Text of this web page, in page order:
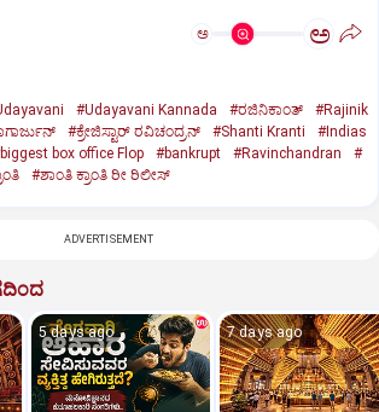
ಅ ಅ
#Udayavani Kannada #ರಜಿನಿಕಾಂತ್‌
#Rajinik
#ಕ್ರೇಜಿಸ್ಟಾರ್‌ ರವಿಚಂದ್ರನ್‌ #Shanti Kranti
#Indias
box office Flop #bankrupt #Ravinchandran
#
#ಶಾಂತಿ ಕ್ರಾಂತಿ ರೀ ರಿಲೀಸ್‌
ADVERTISEMENT
5 days ago 7 days ago